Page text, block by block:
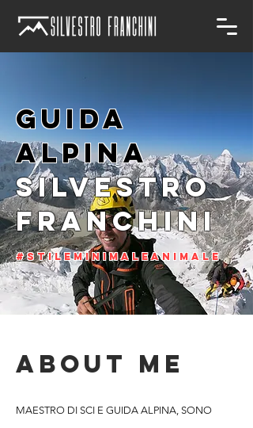
GUIDA
ALPINA
SILVESTRO
FRANCHINI
#STILEMINIMALEANIMALE
ABOUT ME
MAESTRO DI SCI E GUIDA ALPINA, SONO